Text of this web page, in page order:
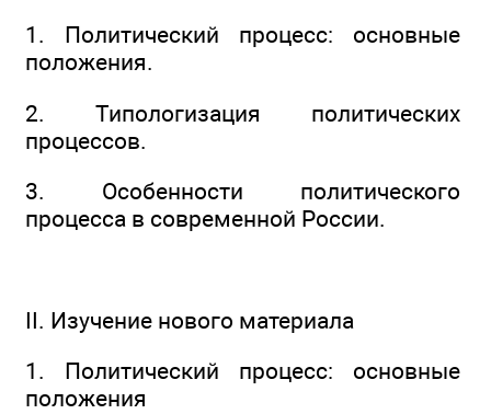
1. Политический процесс: основные
положения.
2. Типологизация политических
процессов.
3. Особенности политического
процесса в современной России.
II. Изучение нового материала
1. Политический процесс: основные
положения